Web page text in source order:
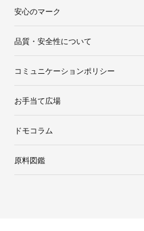
安心のマーク
品質・安全性について
コミュニケーションポリシー
お手当て広場
ドモコラム
原料図鑑